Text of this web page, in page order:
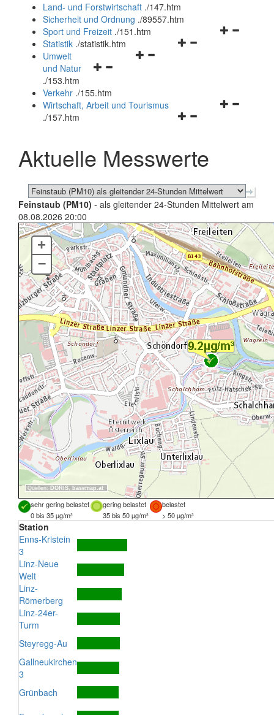
und
schließen
Land- und Forstwirtschaft ./147.htm
Sicherheit und Ordnung ./89557.htm
Navigationsmenü
Sport und Freizeit ./151.htm
Navigationsmenü
Statistik ./statistik.htm
Navigationsmenü
und
schließen
Umwelt
und Natur
./153.htm
Verkehr ./155.htm
Navigationsmenü
schließen
Wirtschaft, Arbeit und Tourismus
./157.htm
Aktuelle Messwerte
Feinstaub (PM10) - als gleitender 24-Stunden Mittelwert am
08.08.2026 20:00
Quellen: DORIS, basemap.at
+
–
sehr gering belastet gering belastet
belastet
0 bis 35 µg/m³
35 bis 50 µg/m³ > 50 µg/m³
Station
Enns-Kristein
3
Linz-Neue
Welt
Linz-
Römerberg
Linz-24er-
Turm
Steyregg-Au
Gallneukirchen
3
Grünbach